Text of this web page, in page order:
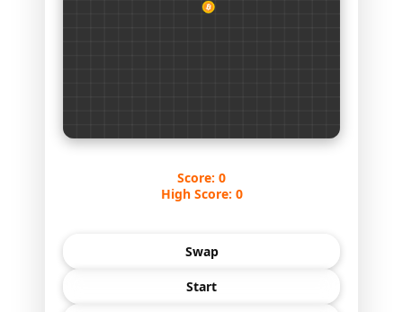
Score: 0
High Score: 0
Swap
Start